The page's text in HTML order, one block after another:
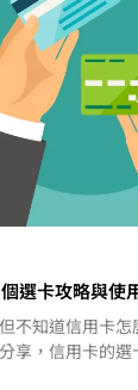
選卡攻略與使
不知道信用卡
享，信用卡的